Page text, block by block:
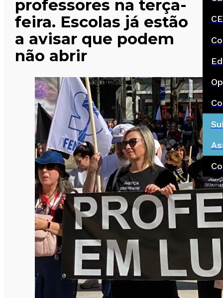
professores na terça-
feira. Escolas já estão
a avisar que podem
não abrir